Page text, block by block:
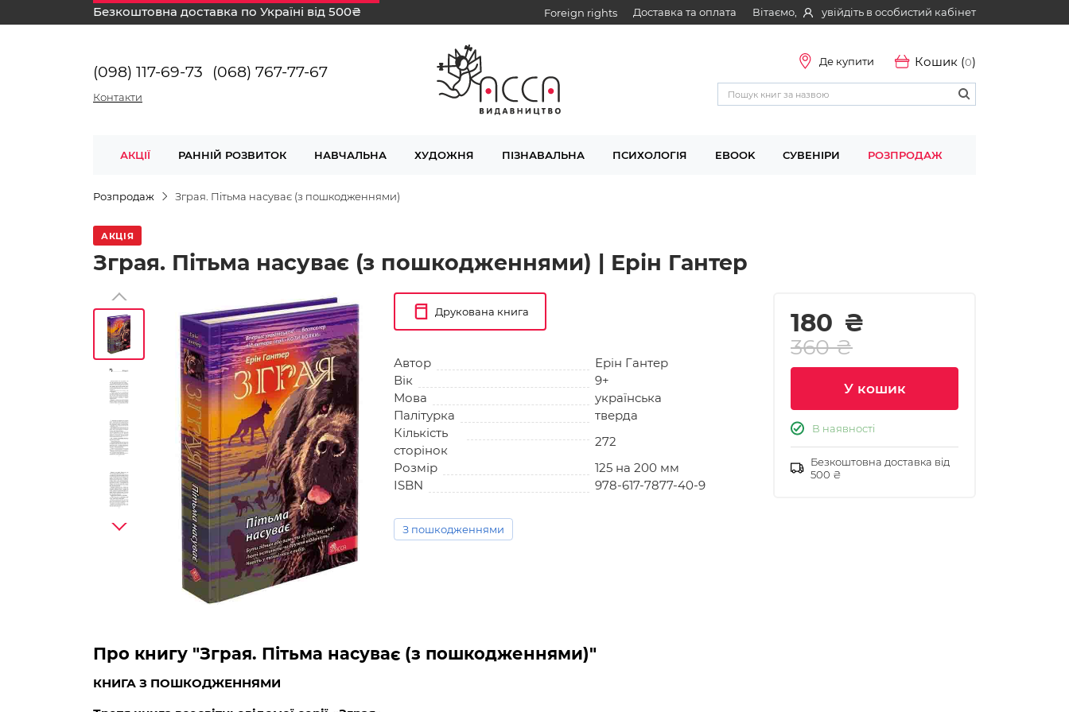
Безкоштовна доставка по Україні від 500₴ Foreign rights Доставка та оплата Вітаємо, увійдіть в особистий кабінет
(098) 117-69-73 (068) 767-77-67
Контакти
Де купити Кошик (0)
АКЦІЇ РАННІЙ РОЗВИТОК НАВЧАЛЬНА ХУДОЖНЯ ПІЗНАВАЛЬНА ПСИХОЛОГІЯ EBOOK СУВЕНІРИ РОЗПРОДАЖ
Розпродаж Зграя. Пітьма насуває (з пошкодженнями)
АКЦІЯ
Зграя. Пітьма насуває (з пошкодженнями) | Ерін Гантер
Друкована книга
Автор
Ерін Гантер
Вік
9+
Мова
українська
Палітурка
тверда
Кількість
сторінок
272
Розмір
125 на 200 мм
ISBN
978-617-7877-40-9
З пошкодженнями
180 ₴
360 ₴
У кошик
В наявності
Безкоштовна доставка від
500 ₴
Про книгу "Зграя. Пітьма насуває (з пошкодженнями)"
КНИГА З ПОШКОДЖЕННЯМИ